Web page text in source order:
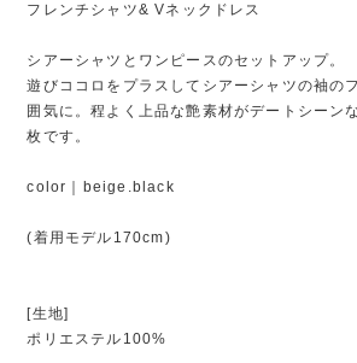
フレンチシャツ& Vネックドレス
シアーシャツとワンピースのセットアップ。
遊びココロをプラスしてシアーシャツの袖の
囲気に。程よく上品な艶素材がデートシーン
枚です。
color｜beige.black
(着用モデル170cm)
[生地]
ポリエステル100%